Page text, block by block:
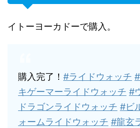
イトーヨーカドーで購入。
購入完了！ #ライドウォッチ
キゲーマーライドウォッチ #
ドラゴンライドウォッチ #ビ
ォームライドウォッチ #龍玄